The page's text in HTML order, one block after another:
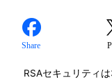
Share
RSAセキュリティ